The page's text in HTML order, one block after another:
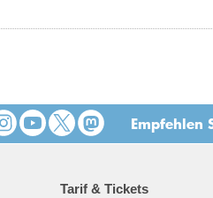
Empfehlen
Tarif & Tickets